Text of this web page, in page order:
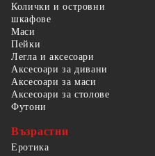
Колички и островни
шкафове
Маси
Пейки
Легла и аксесоари
Аксесоари за дивани
Аксесоари за маси
Аксесоари за столове
Футони
Възрастни
Еротика